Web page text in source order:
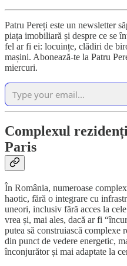
Patru Pereți este un newsletter
piața imobiliară și despre ce se
fel ar fi ei: locuințe, clădiri de
mașini. Abonează-te la Patru
miercuri.
Complexul
Paris
În România, numeroase
haotic, fără o integrare cu
uneori, inclusiv fără acces la
vrea și, mai ales, dacă ar fi
putea să construiască complexe
din punct de vedere energetic,
înconjurător și mai adaptate la